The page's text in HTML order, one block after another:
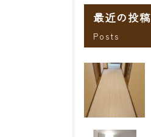
最近の投稿
Posts